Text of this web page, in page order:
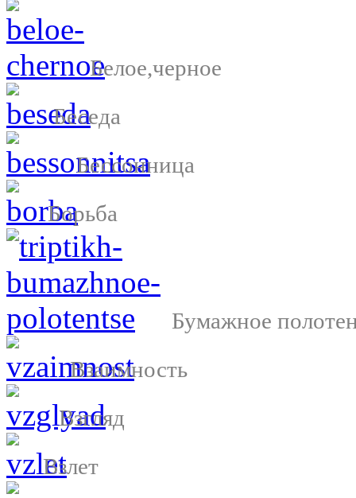
Белое,черное
Беседа
Бессонница
Борьба
Бумажное
Взаимность
Взгляд
Взлет